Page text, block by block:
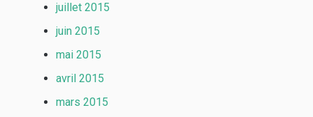
juillet 2015
juin 2015
mai 2015
avril 2015
mars 2015